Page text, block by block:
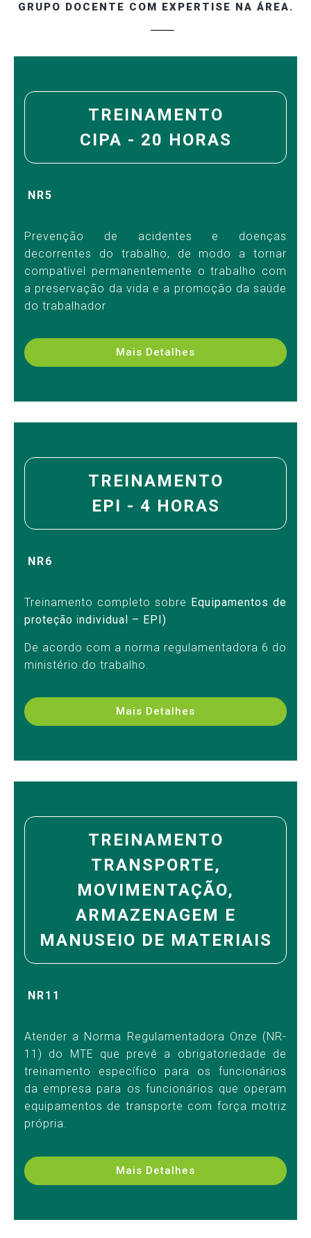
GRUPO DOCENTE COM EXPERTISE NA ÁREA.
TREINAMENTO
CIPA - 20 HORAS
NR5
Prevenção de acidentes e doenças
decorrentes do trabalho, de modo a tornar
compatível permanentemente o trabalho com
a preservação da vida e a promoção da saúde
do trabalhador
Mais Detalhes
TREINAMENTO
EPI - 4 HORAS
NR6
Treinamento completo sobre Equipamentos de
proteção individual – EPI)
De acordo com a norma regulamentadora 6 do
ministério do trabalho.
Mais Detalhes
TREINAMENTO
TRANSPORTE,
MOVIMENTAÇÃO,
ARMAZENAGEM E
MANUSEIO DE MATERIAIS
NR11
Atender a Norma Regulamentadora Onze (NR-
11) do MTE que prevê a obrigatoriedade de
treinamento específico para os funcionários
da empresa para os funcionários que operam
equipamentos de transporte com força motriz
própria.
Mais Detalhes